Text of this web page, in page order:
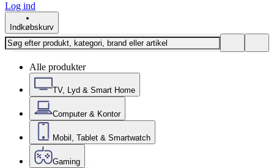
Log ind
Indkøbskurv
Alle produkter
TV, Lyd & Smart Home
Computer & Kontor
Mobil, Tablet & Smartwatch
Gaming